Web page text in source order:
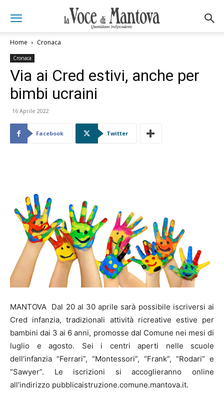
Home Cronaca
Cronaca
Via ai Cred estivi, anche per
bimbi ucraini
16 Aprile 2022
Facebook Twitter
MANTOVA Dal 20 al 30 aprile sarà possibile iscriversi ai
Cred infanzia, tradizionali attività ricreative estive per
bambini dai 3 ai 6 anni, promosse dal Comune nei mesi di
luglio e agosto. Sei i centri aperti nelle scuole
dell’infanzia “Ferrari”, “Montessori”, “Frank”, “Rodari” e
“Sawyer”. Le iscrizioni si accoglieranno online
all’indirizzo pubblicaistruzione.comune.mantova.it.